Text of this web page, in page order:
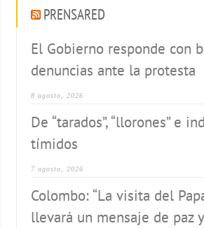
PRENSARED
El Gobierno responde con
denuncias ante la protesta
8 agosto, 2026
De “tarados”, “llorones” e
tímidos
7 agosto, 2026
Colombo: “La visita del
llevará un mensaje de paz